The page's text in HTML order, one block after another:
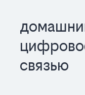
связью